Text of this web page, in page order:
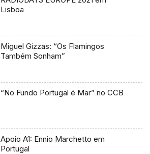
Lisboa
Miguel Gizzas: “Os Flamingos
Também Sonham”
“No Fundo Portugal é Mar” no CCB
Apoio A1: Ennio Marchetto em
Portugal